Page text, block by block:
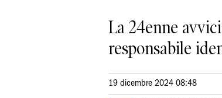
La 24enne
responsabile
19 dicembre 2024 08:48